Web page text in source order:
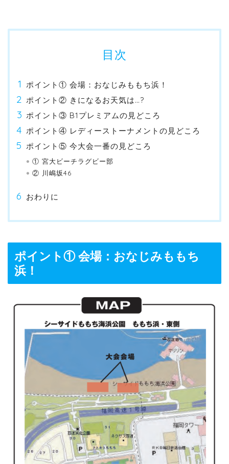
目次
ポイント① 会場：おなじみももち浜！
ポイント② きになるお天気は…?
ポイント③ B1プレミアムの見どころ
ポイント④ レディーストーナメントの見どころ
ポイント⑤ 今大会一番の見どころ
① 宮大ビーチラグビー部
② 川嶋坂46
おわりに
ポイント① 会場：おなじみももち
浜！